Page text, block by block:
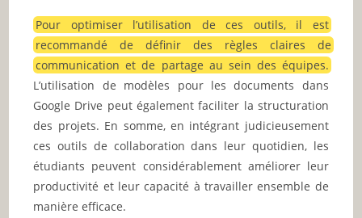
Pour optimiser l’utilisation de ces outils, il est
recommandé de définir des règles claires de
communication et de partage au sein des équipes.
L’utilisation de modèles pour les documents dans
Google Drive peut également faciliter la structuration
des projets. En somme, en intégrant judicieusement
ces outils de collaboration dans leur quotidien, les
étudiants peuvent considérablement améliorer leur
productivité et leur capacité à travailler ensemble de
manière efficace.